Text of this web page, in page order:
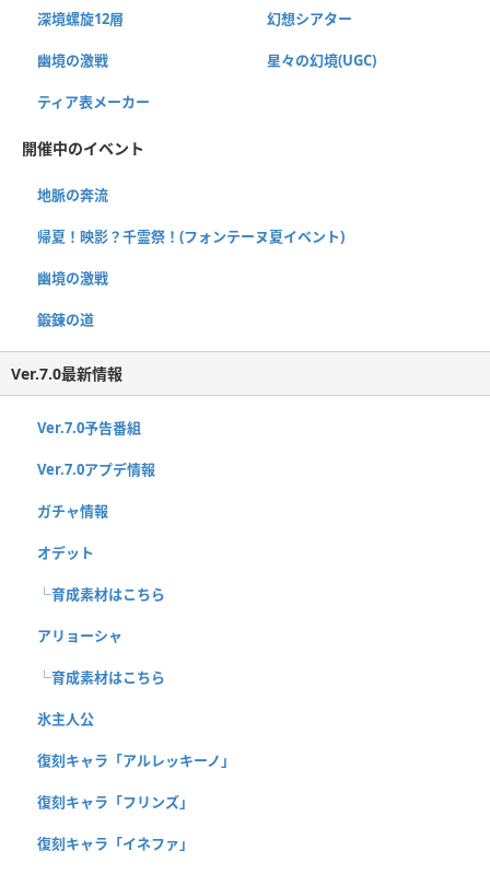
深境螺旋12層 幻想シアター
幽境の激戦 星々の幻境(UGC)
ティア表メーカー
開催中のイベント
地脈の奔流
帰夏！映影？千霊祭！(フォンテーヌ夏イベント)
幽境の激戦
鍛錬の道
Ver.7.0最新情報
Ver.7.0予告番組
Ver.7.0アプデ情報
ガチャ情報
オデット
└育成素材はこちら
アリョーシャ
└育成素材はこちら
氷主人公
復刻キャラ「アルレッキーノ」
復刻キャラ「フリンズ」
復刻キャラ「イネファ」